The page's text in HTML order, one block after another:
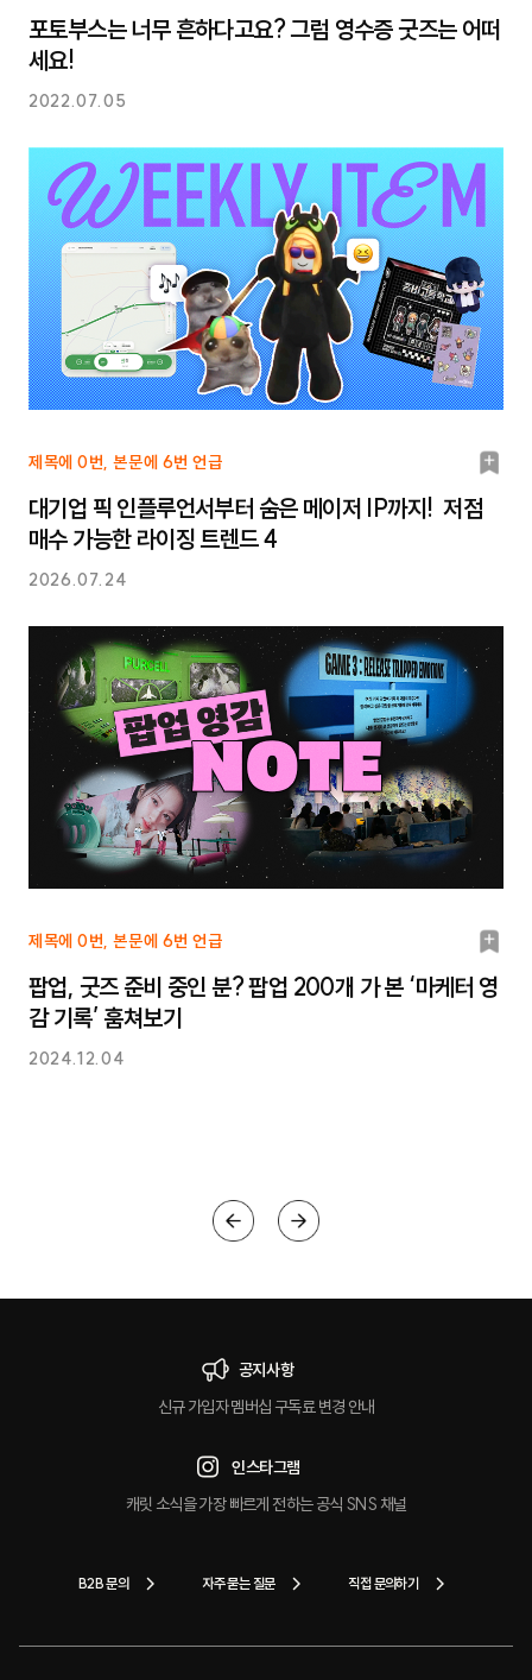
마
포토부스는 너무 흔하다고요? 그럼 영수증 굿즈는 어떠
세요!
2022.07.05
제목에 0번, 본문에 6번 언급
북
마
대기업 픽 인플루언서부터 숨은 메이저 IP까지! 저점
매수 가능한 라이징 트렌드 4
2026.07.24
제목에 0번, 본문에 6번 언급
북
마
팝업, 굿즈 준비 중인 분? 팝업 200개 가 본 ‘마케터 영
감 기록’ 훔쳐보기
2024.12.04
공지사항
신규 가입자 멤버십 구독료 변경 안내
인스타그램
캐릿 소식을 가장 빠르게 전하는 공식 SNS 채널
B2B 문의 자주 묻는 질문 직접 문의하기